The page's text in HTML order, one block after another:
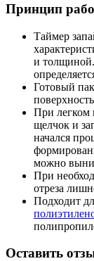
Принцип
Таймер
и
Готовый
При легком
щелчок и
начался
можно
При
отреза
Подходит
Оставить